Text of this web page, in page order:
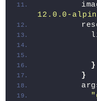
12.0.0-
}
}